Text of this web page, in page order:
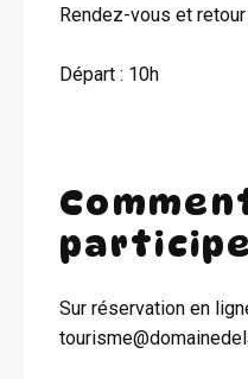
Rendez-vous et
Départ : 10h
Sur réservation en